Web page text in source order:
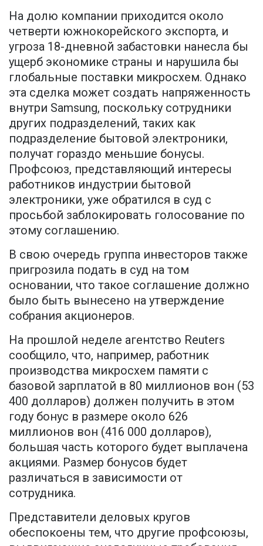
На долю компании приходится около
четверти южнокорейского экспорта, и
угроза 18-дневной забастовки нанесла бы
ущерб экономике страны и нарушила бы
глобальные поставки микросхем. Однако
эта сделка может создать напряженность
внутри Samsung, поскольку сотрудники
других подразделений, таких как
подразделение бытовой электроники,
получат гораздо меньшие бонусы.
Профсоюз, представляющий интересы
работников индустрии бытовой
электроники, уже обратился в суд с
просьбой заблокировать голосование по
этому соглашению.
В свою очередь группа инвесторов также
пригрозила подать в суд на том
основании, что такое соглашение должно
было быть вынесено на утверждение
собрания акционеров.
На прошлой неделе агентство Reuters
сообщило, что, например, работник
производства микросхем памяти с
базовой зарплатой в 80 миллионов вон (53
400 долларов) должен получить в этом
году бонус в размере около 626
миллионов вон (416 000 долларов),
большая часть которого будет выплачена
акциями. Размер бонусов будет
различаться в зависимости от
сотрудника.
Представители деловых кругов
обеспокоены тем, что другие профсоюзы,